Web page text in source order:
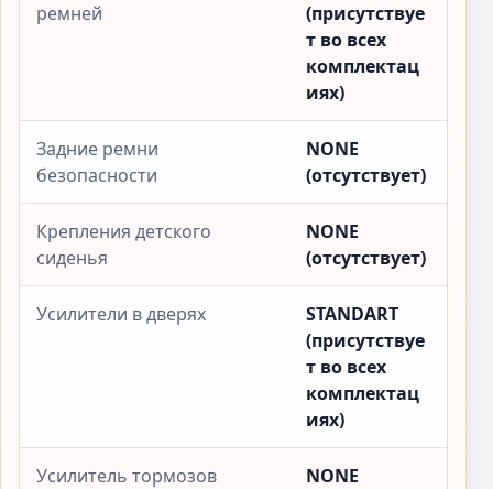
ремней
(присутствуе
т во всех
комплектац
иях)
Задние ремни
безопасности
NONE
(отсутствует)
Крепления детского
сиденья
NONE
(отсутствует)
Усилители в дверях
STANDART
(присутствуе
т во всех
комплектац
иях)
Усилитель тормозов
NONE